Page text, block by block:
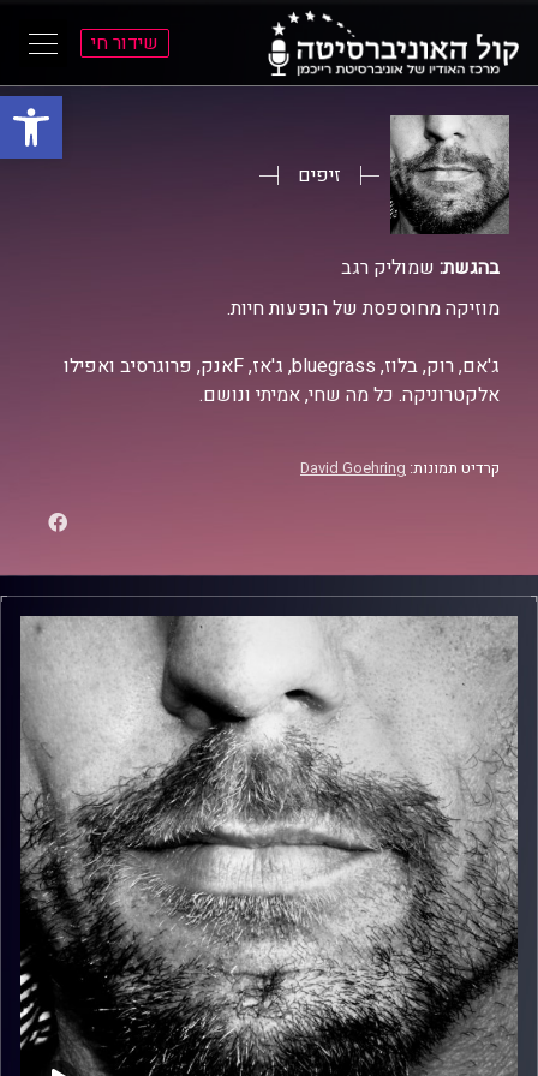
פתח
התפריט
הראשי
התוכן
הראשי
שידור חי
זיפים
בהגשת: שמוליק רגב
מוזיקה מחוספסת של הופעות חיות.
ג'אם, רוק, בלוז, bluegrass, ג'אז, Fאנק, פרוגרסיב ואפילו
אלקטרוניקה. כל מה שחי, אמיתי ונושם.
קרדיט תמונות: David Goehring